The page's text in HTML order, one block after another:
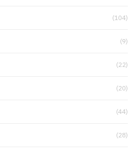
(104)
(9)
(22)
(20)
(44)
(28)